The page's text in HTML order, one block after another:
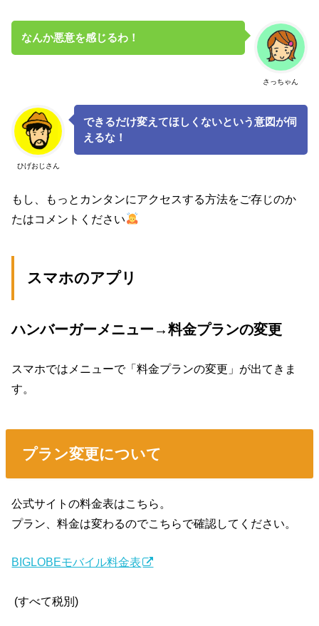
さっちゃん
なんか悪意を感じるわ！
ひげおじさん
できるだけ変えてほしくないという意図が伺
えるな！
もし、もっとカンタンにアクセスする方法をご存じのか
たはコメントください
スマホのアプリ
ハンバーガーメニュー→料金プランの変更
スマホではメニューで「料金プランの変更」が出てきま
す。
プラン変更について
公式サイトの料金表はこちら。
プラン、料金は変わるのでこちらで確認してください。
BIGLOBEモバイル料金表
(すべて税別)